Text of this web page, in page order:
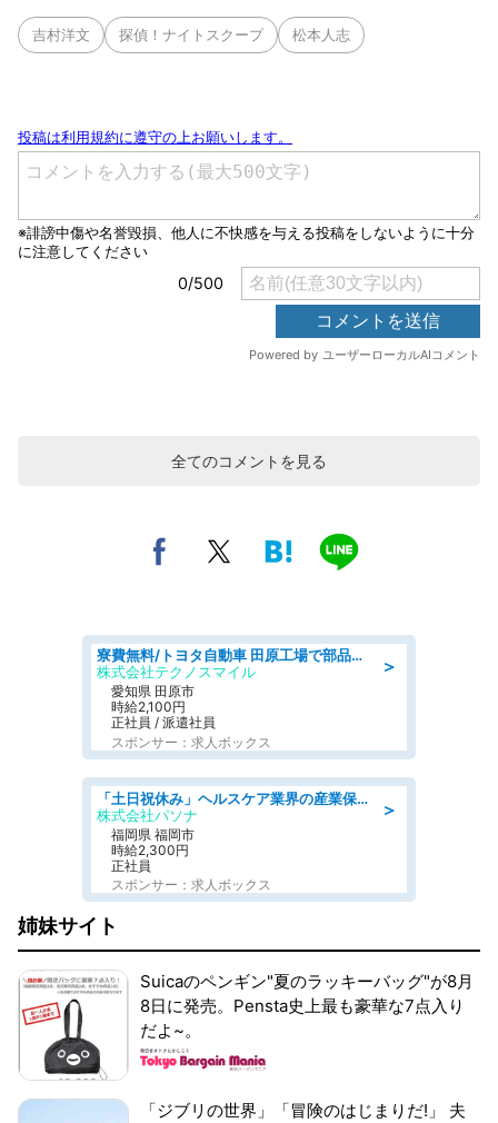
吉村洋文 探偵！ナイトスクープ 松本人志
全てのコメントを見る
＞
寮費無料/トヨタ自動車 田原工場で部品の組立製造/tutumi
株式会社テクノスマイル
愛知県 田原市
時給2,100円
正社員 / 派遣社員
スポンサー：求人ボックス
＞
「土日祝休み」ヘルスケア業界の産業保健師/高時給/未経験OK/要資格:保健師、正看護師
株式会社パソナ
福岡県 福岡市
時給2,300円
正社員
スポンサー：求人ボックス
姉妹サイト
Suicaのペンギン"夏のラッキーバッグ"が8月
8日に発売。Pensta史上最も豪華な7点入り
だよ~。
「ジブリの世界」「冒険のはじまりだ!」 夫